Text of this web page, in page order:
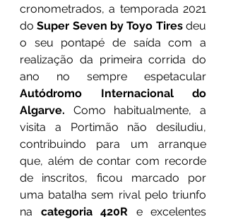
cronometrados, a temporada 2021
do Super Seven by Toyo Tires deu
o seu pontapé de saída com a
realização da primeira corrida do
Autódromo Internacional do
Algarve. Como habitualmente, a
visita a Portimão não desiludiu,
contribuindo para um arranque
que, além de contar com recorde
de inscritos, ficou marcado por
uma batalha sem rival pelo triunfo
na categoria 420R e excelentes